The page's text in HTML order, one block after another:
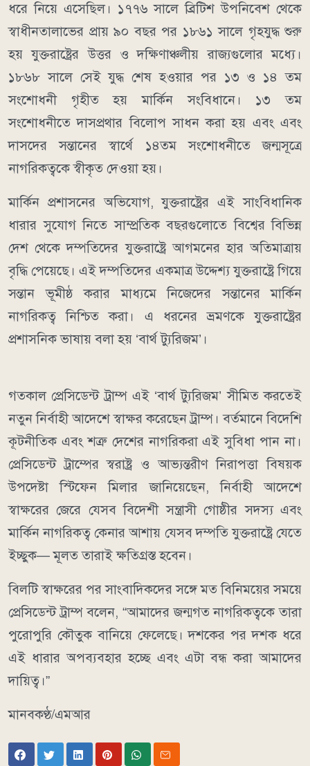
ধরে নিয়ে এসেছিল। ১৭৭৬ সালে ব্রিটিশ উপনিবেশ থেকে
স্বাধীনতালাভের প্রায় ৯০ বছর পর ১৮৬১ সালে গৃহযুদ্ধ শুরু
হয় যুক্তরাষ্ট্রের উত্তর ও দক্ষিণাঞ্চলীয় রাজ্যগুলোর মধ্যে।
১৮৬৮ সালে সেই যুদ্ধ শেষ হওয়ার পর ১৩ ও ১৪ তম
সংশোধনী গৃহীত হয় মার্কিন সংবিধানে। ১৩ তম
সংশোধনীতে দাসপ্রথার বিলোপ সাধন করা হয় এবং এবং
দাসদের সন্তানের স্বার্থে ১৪তম সংশোধনীতে জন্মসূত্রে
নাগরিকত্বকে স্বীকৃত দেওয়া হয়।
মার্কিন প্রশাসনের অভিযোগ, যুক্তরাষ্ট্রের এই সাংবিধানিক
ধারার সুযোগ নিতে সাম্প্রতিক বছরগুলোতে বিশ্বের বিভিন্ন
দেশ থেকে দম্পতিদের যুক্তরাষ্ট্রে আগমনের হার অতিমাত্রায়
বৃদ্ধি পেয়েছে। এই দম্পতিদের একমাত্র উদ্দেশ্য যুক্তরাষ্ট্রে গিয়ে
সন্তান ভূমীষ্ঠ করার মাধ্যমে নিজেদের সন্তানের মার্কিন
নাগরিকত্ব নিশ্চিত করা। এ ধরনের ভ্রমণকে যুক্তরাষ্ট্রের
প্রশাসনিক ভাষায় বলা হয় ‘বার্থ ট্যুরিজম’।
গতকাল প্রেসিডেন্ট ট্রাম্প এই ‘বার্থ ট্যুরিজম’ সীমিত করতেই
নতুন নির্বাহী আদেশে স্বাক্ষর করেছেন ট্রাম্প। বর্তমানে বিদেশি
কূটনীতিক এবং শত্রু দেশের নাগরিকরা এই সুবিধা পান না।
প্রেসিডেন্ট ট্রাম্পের স্বরাষ্ট্র ও আভ্যন্তরীণ নিরাপত্তা বিষয়ক
উপদেষ্টা স্টিফেন মিলার জানিয়েছেন, নির্বাহী আদেশে
স্বাক্ষরের জেরে যেসব বিদেশী সন্ত্রাসী গোষ্ঠীর সদস্য এবং
মার্কিন নাগরিকত্ব কেনার আশায় যেসব দম্পতি যুক্তরাষ্ট্রে যেতে
ইচ্ছুক— মূলত তারাই ক্ষতিগ্রস্ত হবেন।
বিলটি স্বাক্ষরের পর সাংবাদিকদের সঙ্গে মত বিনিময়ের সময়ে
প্রেসিডেন্ট ট্রাম্প বলেন, “আমাদের জন্মগত নাগরিকত্বকে তারা
পুরোপুরি কৌতুক বানিয়ে ফেলেছে। দশকের পর দশক ধরে
এই ধারার অপব্যবহার হচ্ছে এবং এটা বন্ধ করা আমাদের
দায়িত্ব।”
মানবকণ্ঠ/এমআর